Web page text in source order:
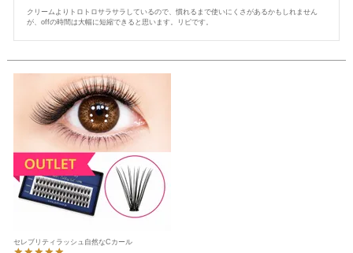
クリームよりトロトロサラサラしているので、慣れるまで使いにくさがあるかもしれません
が、offの時間は大幅に短縮できると思います。リピです。
セレブリティラッシュ自然なCカール